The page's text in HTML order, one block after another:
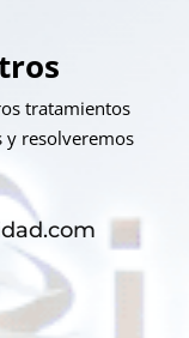
tratamientos
y resolveremos